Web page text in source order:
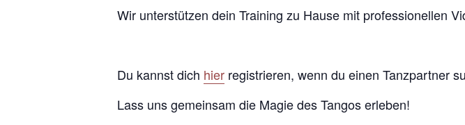
Wir unterstützen dein Training zu Hause mit professionellen
Du kannst dich hier registrieren, wenn du einen Tanzpartner
Lass uns gemeinsam die Magie des Tangos erleben!